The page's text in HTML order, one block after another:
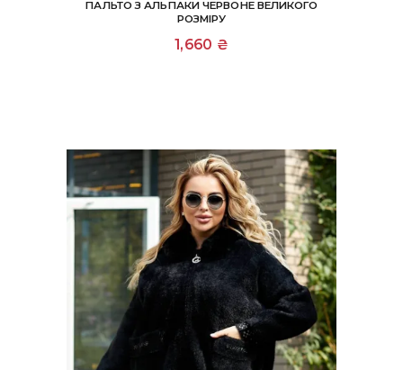
ПАЛЬТО З АЛЬПАКИ ЧЕРВОНЕ ВЕЛИКОГО
РОЗМІРУ
1,660 ₴